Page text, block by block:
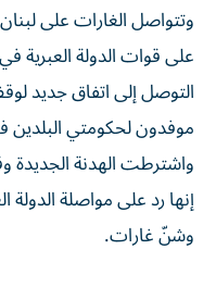
وتتواصل الغارات على
على قوات الدولة
التوصل إلى اتفاق جديد
موفدون لحكومتي
واشترطت الهدنة الجديدة
إنها رد على مواصلة الدولة
وشنّ غارات.